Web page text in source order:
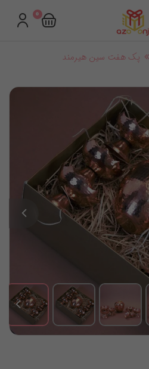
0
پک هفت سین هیرمند